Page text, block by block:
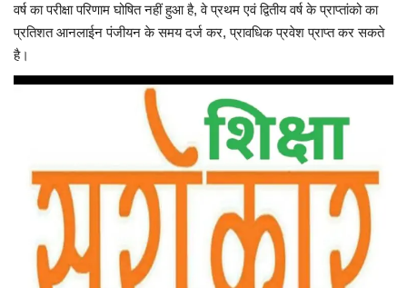
वर्ष का परीक्षा परिणाम घोषित नहीं हुआ है, वे प्रथम एवं द्वितीय वर्ष के प्राप्तांको का
प्रतिशत आनलाईन पंजीयन के समय दर्ज कर, प्रावधिक प्रवेश प्राप्त कर सकते
है।